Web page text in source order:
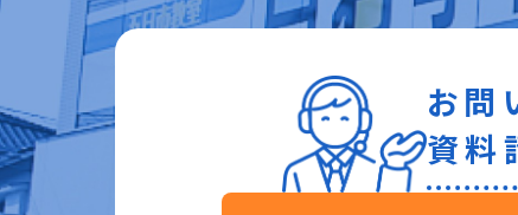
お問
資料